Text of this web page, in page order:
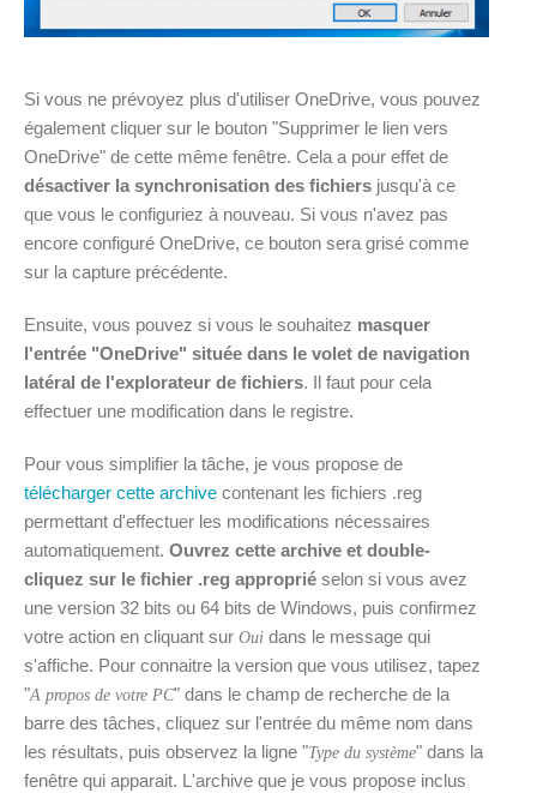
Si vous ne prévoyez plus d'utiliser OneDrive, vous pouvez
également cliquer sur le bouton "Supprimer le lien vers
OneDrive" de cette même fenêtre. Cela a pour effet de
désactiver la synchronisation des fichiers jusqu'à ce
que vous le configuriez à nouveau. Si vous n'avez pas
encore configuré OneDrive, ce bouton sera grisé comme
sur la capture précédente.
Ensuite, vous pouvez si vous le souhaitez masquer
l'entrée "OneDrive" située dans le volet de navigation
latéral de l'explorateur de fichiers. Il faut pour cela
effectuer une modification dans le registre.
Pour vous simplifier la tâche, je vous propose de
télécharger cette archive contenant les fichiers .reg
permettant d'effectuer les modifications nécessaires
automatiquement. Ouvrez cette archive et double-
cliquez sur le fichier .reg approprié selon si vous avez
une version 32 bits ou 64 bits de Windows, puis confirmez
votre action en cliquant sur Oui dans le message qui
s'affiche. Pour connaitre la version que vous utilisez, tapez
"A propos de votre PC" dans le champ de recherche de la
barre des tâches, cliquez sur l'entrée du même nom dans
les résultats, puis observez la ligne "Type du système" dans la
fenêtre qui apparait. L'archive que je vous propose inclus